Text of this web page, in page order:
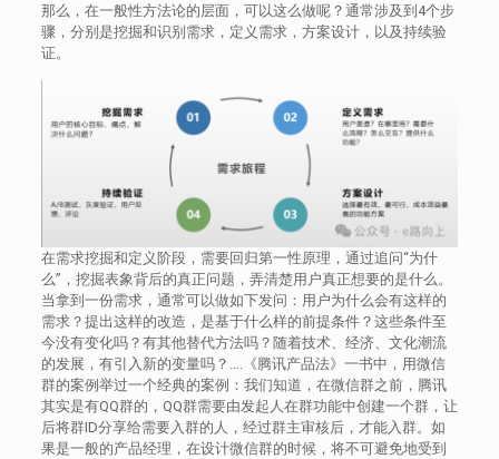
那么，在一般性方法论的层面，可以这么做呢？通常涉及到4个步
骤，分别是挖掘和识别需求，定义需求，方案设计，以及持续验
证。
在需求挖掘和定义阶段，需要回归第一性原理，通过追问“为什
么”，挖掘表象背后的真正问题，弄清楚用户真正想要的是什么。
当拿到一份需求，通常可以做如下发问：用户为什么会有这样的
需求？提出这样的改造，是基于什么样的前提条件？这些条件至
今没有变化吗？有其他替代方法吗？随着技术、经济、文化潮流
的发展，有引入新的变量吗？….《腾讯产品法》一书中，用微信
群的案例举过一个经典的案例：我们知道，在微信群之前，腾讯
其实是有QQ群的，QQ群需要由发起人在群功能中创建一个群，让
后将群ID分享给需要入群的人，经过群主审核后，才能入群。如
果是一般的产品经理，在设计微信群的时候，将不可避免地受到